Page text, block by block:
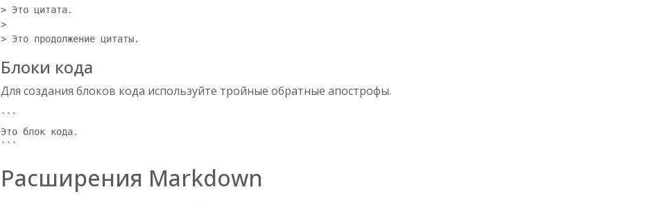
> Это цитата.
>
Блоки кода
Для создания блоков кода используйте тройные обратные апострофы.
```
Это блок кода.
Расширения Markdown